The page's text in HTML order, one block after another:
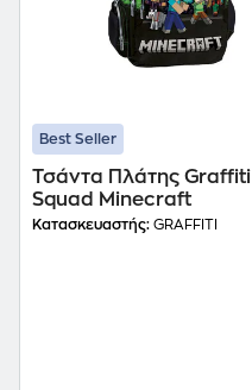
Best Seller
Τσάντα Πλάτης Graffiti
Squad Minecraft
Κατασκευαστής: GRAFFITI